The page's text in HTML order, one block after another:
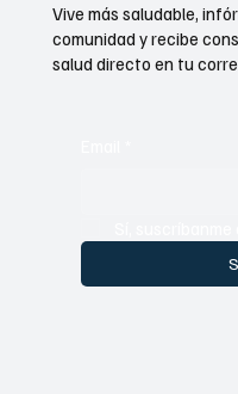
Vive más saludable,
comunidad y recibe
salud directo en tu